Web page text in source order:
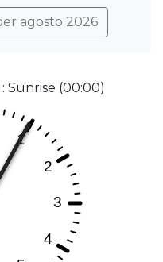
agosto 2026
Sunrise (00:00)